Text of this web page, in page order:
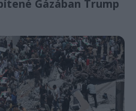
Gázában Trump